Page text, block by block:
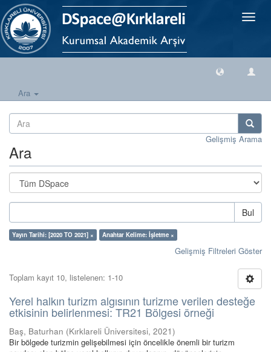
Geçiş
Ara
Gelişmiş Arama
Ara
Bul
Yayın Tarihi: [2020 TO 2021] × Anahtar Kelime: İşletme ×
Gelişmiş Filtreleri Göster
Toplam kayıt 10, listelenen: 1-10
Yerel halkın turizm algısının turizme verilen desteğe
etkisinin belirlenmesi: TR21 Bölgesi örneği
Baş, Baturhan (Kırklareli Üniversitesi, 2021)
Bir bölgede turizmin gelişebilmesi için öncelikle önemli bir turizm